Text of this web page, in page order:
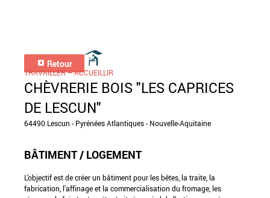
Retour
TRAVAILLER – ACCUEILLIR
CHÈVRERIE BOIS "LES CAPRICES
DE LESCUN"
64490 Lescun - Pyrénées Atlantiques - Nouvelle-Aquitaine
BÂTIMENT / LOGEMENT
L’objectif est de créer un bâtiment pour les bêtes, la traite, la
fabrication, l’affinage et la commercialisation du fromage, les